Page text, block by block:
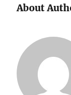
About